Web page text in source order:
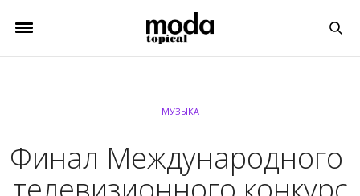
МУЗЫКА
Финал Международного